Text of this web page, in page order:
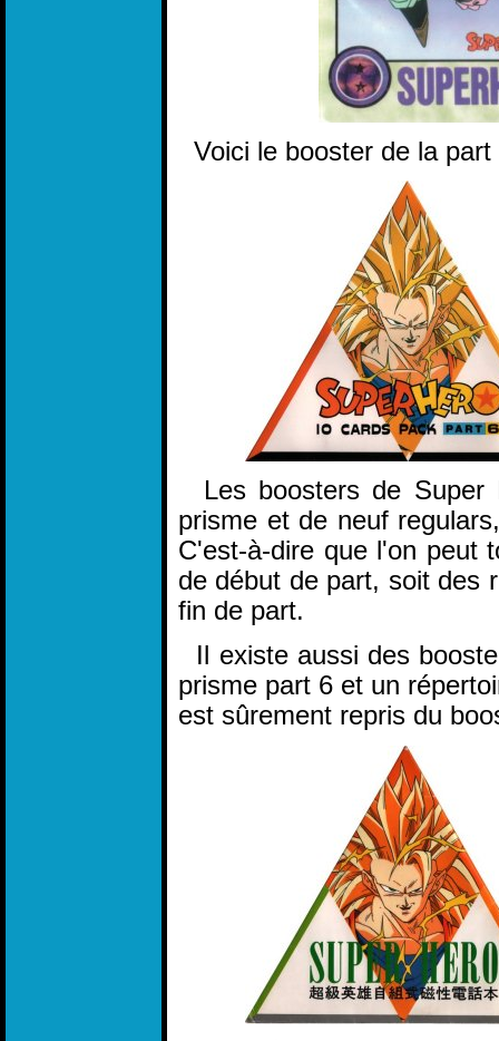
Voici le booster de la part
Les boosters de Super
prisme et de neuf
C'est-à-dire que l'on peut
de début de part, soit des
fin de part.
Il existe aussi des
prisme part 6 et un
est sûrement repris du